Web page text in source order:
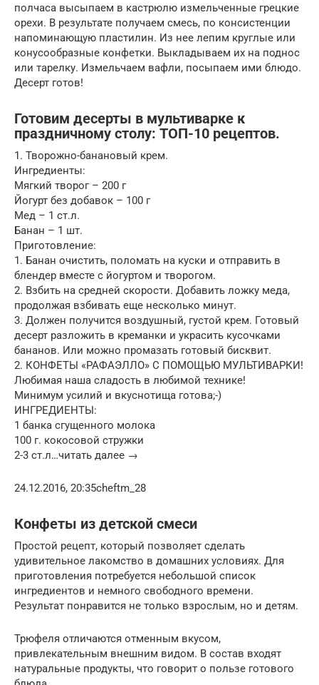
полчаса высыпаем в кастрюлю измельченные грецкие
орехи. В результате получаем смесь, по консистенции
напоминающую пластилин. Из нее лепим круглые или
конусообразные конфетки. Выкладываем их на поднос
или тарелку. Измельчаем вафли, посыпаем ими блюдо.
Десерт готов!
Готовим десерты в мультиварке к
праздничному столу: ТОП-10 рецептов.
1. Творожно-банановый крем.
Ингредиенты:
Мягкий творог – 200 г
Йогурт без добавок – 100 г
Мед – 1 ст.л.
Банан – 1 шт.
Приготовление:
1. Банан очистить, поломать на куски и отправить в
блендер вместе с йогуртом и творогом.
2. Взбить на средней скорости. Добавить ложку меда,
продолжая взбивать еще несколько минут.
3. Должен получится воздушный, густой крем. Готовый
десерт разложить в креманки и украсить кусочками
бананов. Или можно промазать готовый бисквит.
2. КОНФЕТЫ «РАФАЭЛЛО» С ПОМОЩЬЮ МУЛЬТИВАРКИ!
Любимая наша сладость в любимой технике!
Минимум усилий и вкуснотища готова;-)
ИНГРЕДИЕНТЫ:
1 банка сгущенного молока
100 г. кокосовой стружки
2-3 ст.л…читать далее →
24.12.2016, 20:35cheftm_28
Конфеты из детской смеси
Простой рецепт, который позволяет сделать
удивительное лакомство в домашних условиях. Для
приготовления потребуется небольшой список
ингредиентов и немного свободного времени.
Результат понравится не только взрослым, но и детям.
Трюфеля отличаются отменным вкусом,
привлекательным внешним видом. В состав входят
натуральные продукты, что говорит о пользе готового